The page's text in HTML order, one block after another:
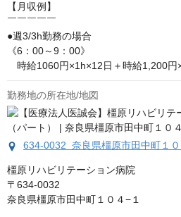
【月収例】
￣￣￣￣￣
●週3/3h勤務の場合
《6：00～9：00》
時給1060円×1h×12日＋時給1,200円
勤務地の所在地/地図
634-0032 奈良県橿原市田中町１０
橿原リハビリテーション病院
〒634-0032
奈良県橿原市田中町１０４−１